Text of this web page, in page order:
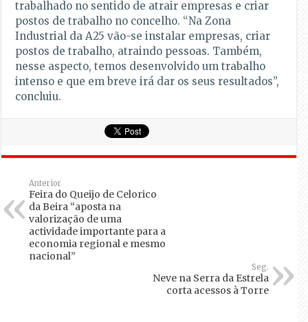
trabalhado no sentido de atrair empresas e criar
postos de trabalho no concelho. “Na Zona
Industrial da A25 vão-se instalar empresas, criar
postos de trabalho, atraindo pessoas. Também,
nesse aspecto, temos desenvolvido um trabalho
intenso e que em breve irá dar os seus resultados”,
concluiu.
Anterior
Feira do Queijo de Celorico
da Beira “aposta na
valorização de uma
actividade importante para a
economia regional e mesmo
nacional”
Seg.
Neve na Serra da Estrela
corta acessos à Torre